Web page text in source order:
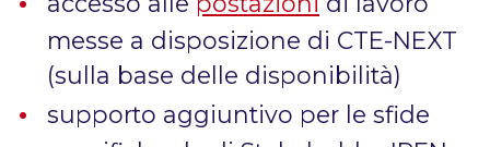
messe a disposizione di CTE-NEXT
(sulla base delle disponibilità)
supporto aggiuntivo per le sfide